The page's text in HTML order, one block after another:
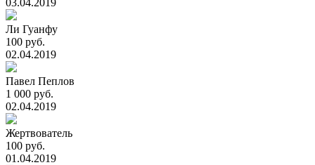
03.04.2019
Ли Гуанфу
100 руб.
02.04.2019
Павел Пеплов
1 000 руб.
02.04.2019
Жертвователь
100 руб.
01.04.2019